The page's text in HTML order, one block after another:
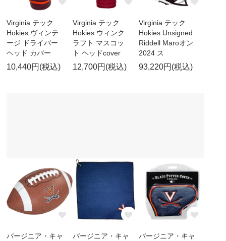
Virginia テック
Hokies ヴィンテ
ージ ドライバー
ヘッド カバー
10,440円(税込)
Virginia テック
Hokies ウィンク
ラフト マスコッ
ト ヘッドcover
12,700円(税込)
Virginia テック
Hokies Unsigned
Riddell Maroオン
2024 ス
93,220円(税込)
バージニア・キャ
バージニア・キャ
バージニア・キャ